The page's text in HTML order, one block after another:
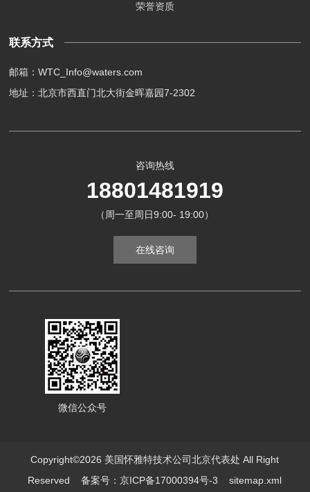
荣誉资质
联系方式
邮箱：WTC_Info@waters.com
地址：北京市西直门北大街金晖嘉园7-2302
咨询热线
18801481919
（周一至周日9:00- 19:00）
在线咨询
微信公众号
Copyright©2026 美国怀雅特技术公司北京代表处 All Right
Reserved备案号：京ICP备17000394号-3 sitemap.xml